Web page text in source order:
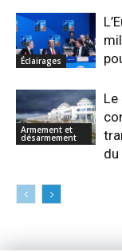
Éclairages
Armement et
désarmement
Le
du